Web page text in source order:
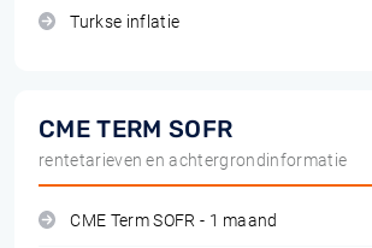
Turkse inflatie
CME TERM SOFR
rentetarieven en achtergrondinformatie
CME Term SOFR - 1 maand